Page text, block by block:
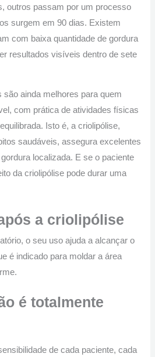
outros passam por um processo
surgem em 90 dias. Existem
com baixa quantidade de gordura
resultados visíveis dentro de sete
são ainda melhores para quem
com prática de atividades físicas
Isto é, a criolipólise,
saudáveis, assegura excelentes
localizada. E se o paciente
da criolipólise pode durar uma
a criolipólise
o seu uso ajuda a alcançar o
é indicado para moldar a área
é totalmente
de cada paciente, cada